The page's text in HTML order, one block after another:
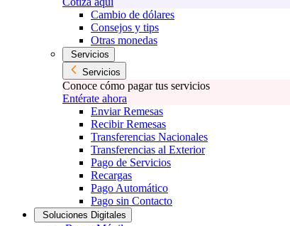
Cambio de dólares
Consejos y tips
Otras monedas
Servicios
Servicios
Conoce cómo pagar tus servicios
Entérate ahora
Enviar Remesas
Recibir Remesas
Transferencias Nacionales
Transferencias al Exterior
Pago de Servicios
Recargas
Pago Automático
Pago sin Contacto
Soluciones Digitales